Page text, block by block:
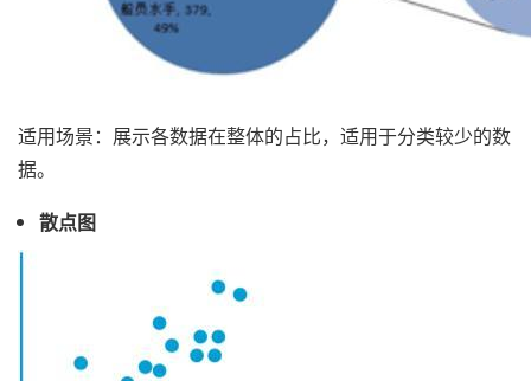
适用场景：展示各数据在整体的占比，适用于分类较少的数
据。
散点图